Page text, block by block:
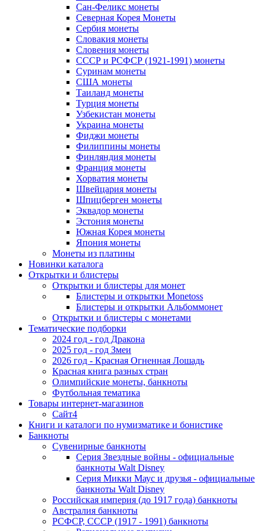
Сан-Феликс монеты
Северная Корея Монеты
Сербия монеты
Словакия монеты
Словения монеты
СССР и РСФСР (1921-1991) монеты
Суринам монеты
США монеты
Таиланд монеты
Турция монеты
Узбекистан монеты
Украина монеты
Фиджи монеты
Филиппины монеты
Финляндия монеты
Франция монеты
Хорватия монеты
Швейцария монеты
Шпицберген монеты
Эквадор монеты
Эстония монеты
Южная Корея монеты
Япония монеты
Монеты из платины
Новинки каталога
Открытки и блистеры
Открытки и блистеры для монет
Блистеры и открытки Monetoss
Блистеры и открытки Альбоммонет
Открытки и блистеры с монетами
Тематические подборки
2024 год - год Дракона
2025 год - год Змеи
2026 год - Красная Огненная Лошадь
Красная книга разных стран
Олимпийские монеты, банкноты
Футбольная тематика
Товары интернет-магазинов
Сайт4
Книги и каталоги по нумизматике и бонистике
Банкноты
Сувенирные банкноты
Серия Звездные войны - официальные
банкноты Walt Disney
Серия Микки Маус и друзья - официальные
банкноты Walt Disney
Российская империя (до 1917 года) банкноты
Австралия банкноты
РСФСР, СССР (1917 - 1991) банкноты